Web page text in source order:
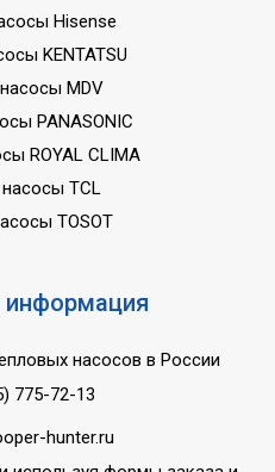
Hisense
KENTATSU
MDV
PANASONIC
ROYAL CLIMA
TCL
TOSOT
информация
насосов в России
775-72-13
hunter.ru